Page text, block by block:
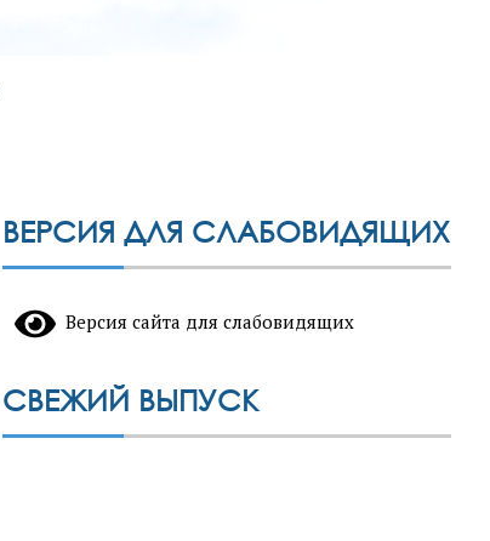
ВЕРСИЯ ДЛЯ СЛАБОВИДЯЩИХ
Версия сайта для слабовидящих
СВЕЖИЙ ВЫПУСК